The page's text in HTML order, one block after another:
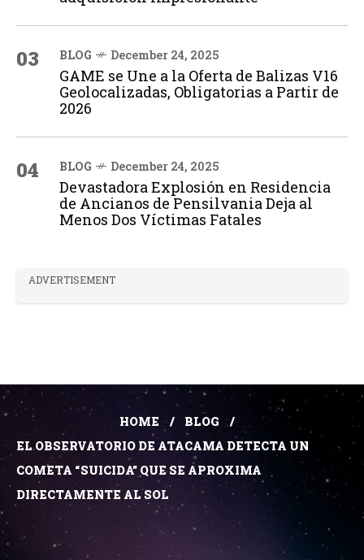
03 BLOG December 24, 2025
GAME se Une a la Oferta de Balizas V16
Geolocalizadas, Obligatorias a Partir de
2026
04 BLOG December 24, 2025
Devastadora Explosión en Residencia
de Ancianos de Pensilvania Deja al
Menos Dos Víctimas Fatales
ADVERTISEMENT
HOME
BLOG
EL OBSERVATORIO DE ATACAMA DETECTA UN
COMETA “SUICIDA” QUE SE APROXIMA
DIRECTAMENTE AL SOL